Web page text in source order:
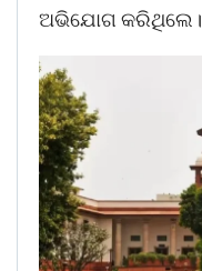
ଅଭିଯୋଗ କରିଥିଲେ।